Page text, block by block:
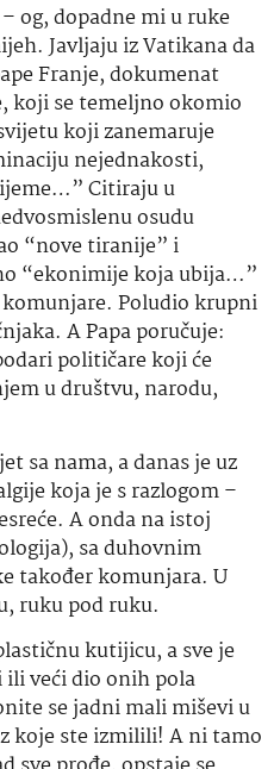
og, dopadne mi u ruke
Javljaju iz Vatikana da
Franje, dokumenat
koji se temeljno okomio
koji zanemaruje
nejednakosti,
Citiraju u
osudu
“nove tiranije” i
“ekonimije koja ubija…”
Poludio krupni
A Papa poručuje:
političare koji će
u društvu, narodu,
sa nama, a danas je uz
koja je s razlogom –
A onda na istoj
sa duhovnim
također komunjara. U
ruku pod ruku.
kutijicu, a sve je
ili veći dio onih pola
se jadni mali miševi u
koje ste izmilili! A ni tamo